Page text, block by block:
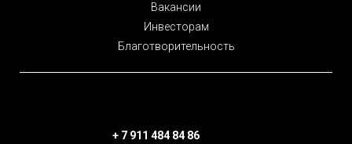
Вакансии
Инвесторам
Благотворительность
+ 7 911 484 84 86